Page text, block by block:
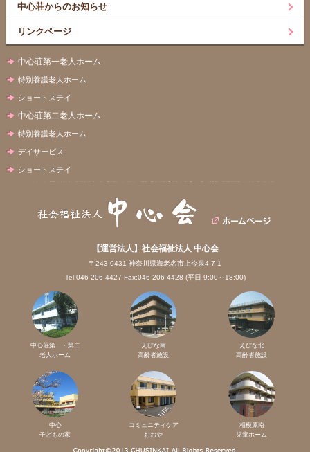
中心荘からのお知らせ
リンクページ
中心荘第一老人ホーム
特別養護老人ホーム
ショートステイ
中心荘第二老人ホーム
特別養護老人ホーム
デイサービス
ショートステイ
【運営法人】社会福祉法人 中心会
〒243-0431 神奈川県海老名市上今泉4-7-1
Tel:046-206-4427 Fax:046-206-4428 (平日 9:00～18:00)
中心荘第一・第二
老人ホーム
えびな南
高齢者施設
えびな北
高齢者施設
中心
子どもの家
コミュニティケア
おおや
相模原南
児童ホーム